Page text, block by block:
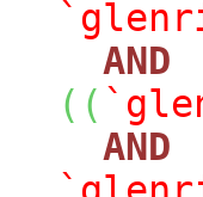
AND
( (
AND